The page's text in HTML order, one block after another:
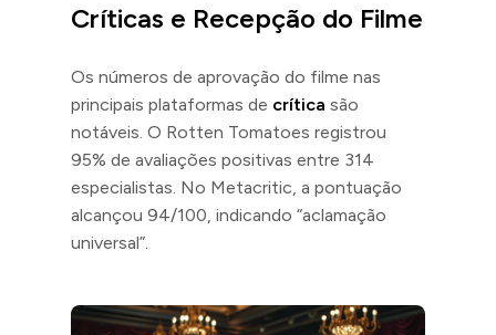
Críticas e Recepção do Filme
Os números de aprovação do filme nas
principais plataformas de crítica são
notáveis. O Rotten Tomatoes registrou
95% de avaliações positivas entre 314
especialistas. No Metacritic, a pontuação
alcançou 94/100, indicando “aclamação
universal”.